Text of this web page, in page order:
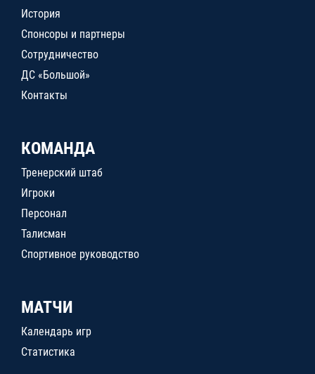
История
Спонсоры и партнеры
Сотрудничество
ДС «Большой»
Контакты
КОМАНДА
Тренерский штаб
Игроки
Персонал
Талисман
Спортивное руководство
МАТЧИ
Календарь игр
Статистика